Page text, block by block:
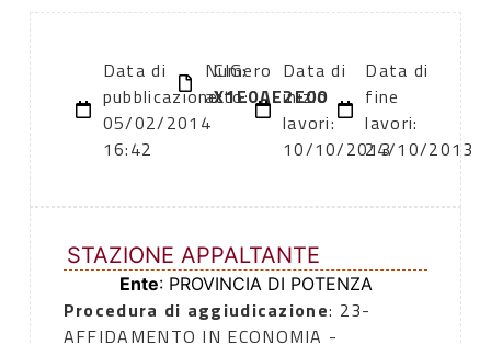
Data di
pubblicazione:
05/02/2014
16:42
Numero
atto:
CIG:
X1E0AE2E00
Data di
inizio
lavori:
10/10/2013
Data di
fine
lavori:
24/10/2013
STAZIONE APPALTANTE
Ente: PROVINCIA DI POTENZA
Procedura di aggiudicazione: 23-
AFFIDAMENTO IN ECONOMIA -